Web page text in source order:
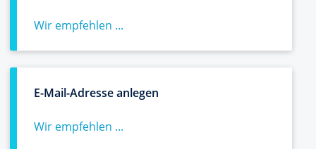
Wir empfehlen ...
E-Mail-Adresse anlegen
Wir empfehlen ...